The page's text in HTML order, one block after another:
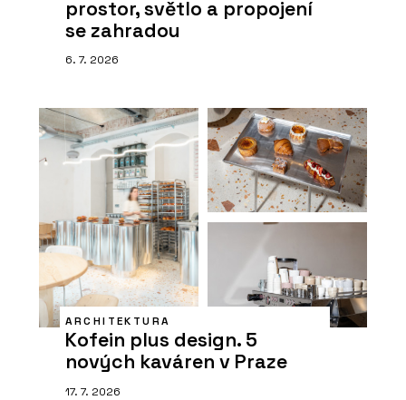
prostor, světlo a propojení
se zahradou
6. 7. 2026
ARCHITEKTURA
Kofein plus design. 5
nových kaváren v Praze
17. 7. 2026